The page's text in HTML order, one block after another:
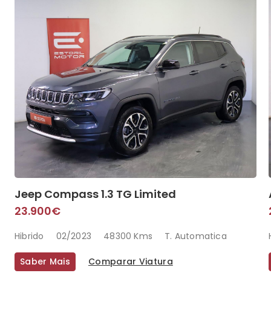
Jeep Compass 1.3 TG Limited
23.900€
Hibrido 02/2023 48300 Kms T. Automatica
Saber Mais Comparar Viatura